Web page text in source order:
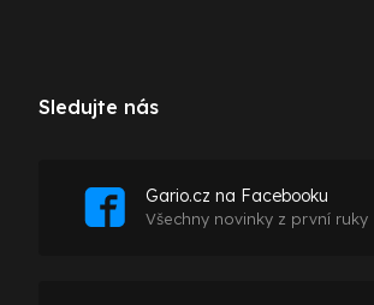
Sledujte nás
Gario.cz na Facebooku
Všechny novinky z první ruky